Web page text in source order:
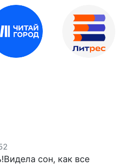
сон, как все